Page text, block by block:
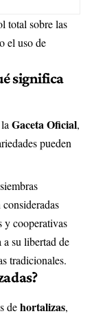
total sobre las
el uso de
significa
Gaceta Oficial,
pueden
y cooperativas
su libertad de
tradicionales.
dehortalizas,